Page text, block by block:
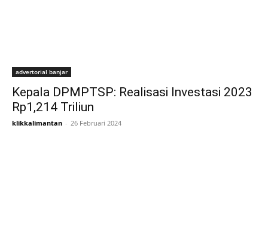
advertorial banjar
Kepala DPMPTSP: Realisasi Investasi 2023
Rp1,214 Triliun
klikkalimantan - 26 Februari 2024